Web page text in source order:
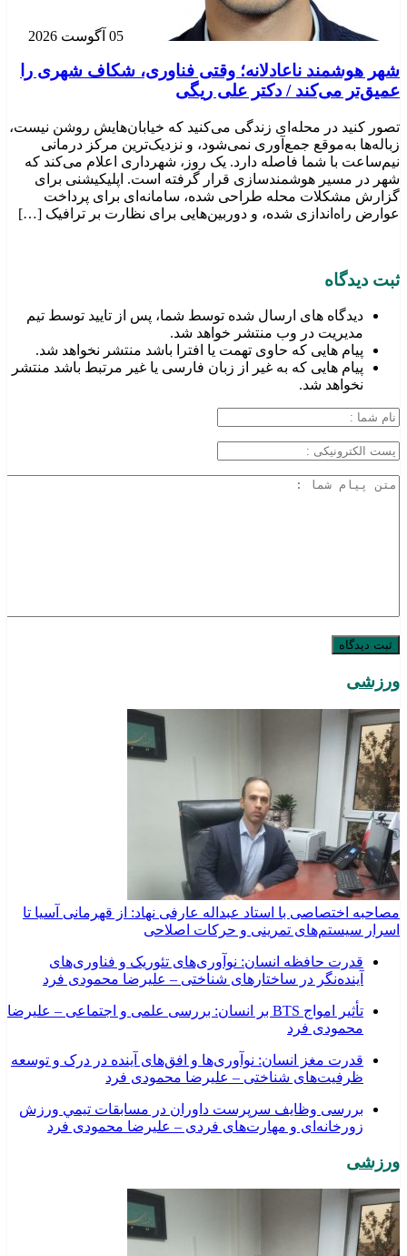
05 آگوست 2026
شهر هوشمند ناعادلانه؛ وقتی فناوری، شکاف شهری را
عمیق‌تر می‌کند / دکتر علی ریگی
تصور کنید در محله‌ای زندگی می‌کنید که خیابان‌هایش روشن نیست،
زباله‌ها به‌موقع جمع‌آوری نمی‌شود، و نزدیک‌ترین مرکز درمانی
نیم‌ساعت با شما فاصله دارد. یک روز، شهرداری اعلام می‌کند که
شهر در مسیر هوشمندسازی قرار گرفته است. اپلیکیشنی برای
گزارش مشکلات محله طراحی شده، سامانه‌ای برای پرداخت
عوارض راه‌اندازی شده، و دوربین‌هایی برای نظارت بر ترافیک […]
ثبت دیدگاه
دیدگاه های ارسال شده توسط شما، پس از تایید توسط تیم
مدیریت در وب منتشر خواهد شد.
پیام هایی که حاوی تهمت یا افترا باشد منتشر نخواهد شد.
پیام هایی که به غیر از زبان فارسی یا غیر مرتبط باشد منتشر
نخواهد شد.
ورزشی
مصاحبه اختصاصی با استاد عبداله عارفی نهاد: از قهرمانی آسیا تا
اسرار سیستم‌های تمرینی و حرکات اصلاحی
قدرت حافظه انسان: نوآوری‌های تئوریک و فناوری‌های
آینده‌نگر در ساختارهای شناختی – علیرضا محمودی فرد
تأثیر امواج BTS بر انسان: بررسی علمی و اجتماعی – علیرضا
محمودی فرد
قدرت مغز انسان: نوآوری‌ها و افق‌های آینده در درک و توسعه
ظرفیت‌های شناختی – علیرضا محمودی فرد
بررسی وظايف سرپرست داوران در مسابقات تیمي ورزش
زورخانه‌ای و مهارت‌های فردی – علیرضا محمودی فرد
ورزشی